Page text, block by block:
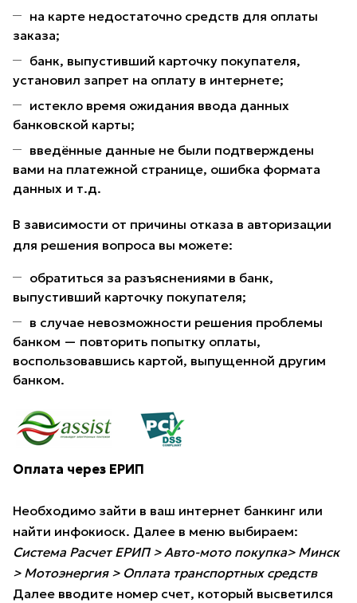
на карте недостаточно средств для оплаты
заказа;
банк, выпустивший карточку покупателя,
установил запрет на оплату в интернете;
истекло время ожидания ввода данных
банковской карты;
введённые данные не были подтверждены
вами на платежной странице, ошибка формата
данных и т.д.
В зависимости от причины отказа в авторизации
для решения вопроса вы можете:
обратиться за разъяснениями в банк,
выпустивший карточку покупателя;
в случае невозможности решения проблемы
банком — повторить попытку оплаты,
воспользовавшись картой, выпущенной другим
банком.
Оплата через ЕРИП
Необходимо зайти в ваш интернет банкинг или
найти инфокиоск. Далее в меню выбираем:
Система Расчет ЕРИП > Авто-мото покупка> Минск
> Мотоэнергия > Оплата транспортных средств
Далее вводите номер счет, который высветился